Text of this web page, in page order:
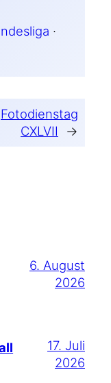
Fotodienstag
CXLVII
→
6. August
2026
17. Juli
2026